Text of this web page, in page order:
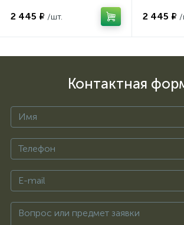
2 445 ₽ /шт. 2 445 ₽ /
Контактная